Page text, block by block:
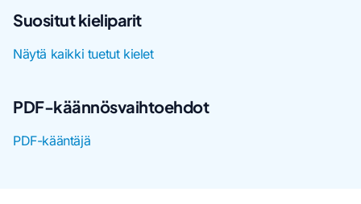
Suositut kieliparit
Näytä kaikki tuetut kielet
PDF-käännösvaihtoehdot
PDF-kääntäjä